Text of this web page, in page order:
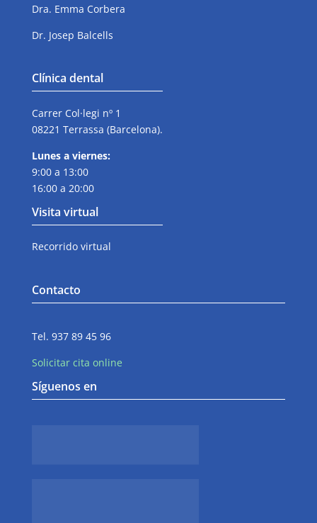
Dra. Emma Corbera
Dr. Josep Balcells
Clínica dental
Carrer Col·legi nº 1
08221 Terrassa (Barcelona).
Lunes a viernes:
9:00 a 13:00
16:00 a 20:00
Visita virtual
Recorrido virtual
Contacto
Tel. 937 89 45 96
Solicitar cita online
Síguenos en